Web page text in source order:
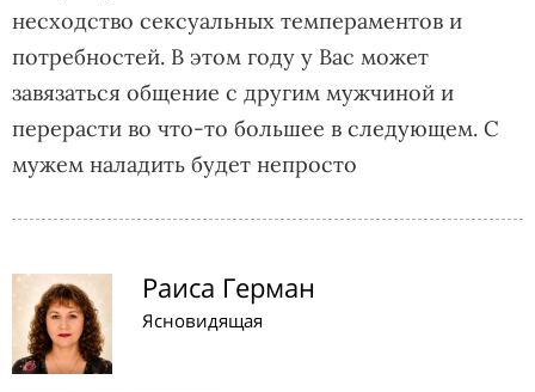
несходство сексуальных темпераментов и
потребностей. В этом году у Вас может
завязаться общение с другим мужчиной и
перерасти во что-то большее в следующем. С
мужем наладить будет непросто
Раиса Герман
Ясновидящая